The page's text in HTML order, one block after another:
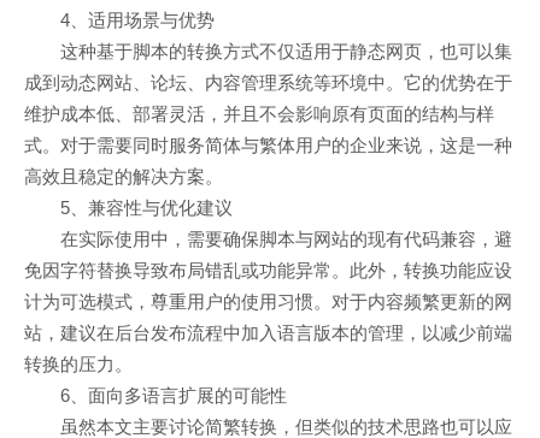
4、适用场景与优势
这种基于脚本的转换方式不仅适用于静态网页，也可以集
成到动态网站、论坛、内容管理系统等环境中。它的优势在于
维护成本低、部署灵活，并且不会影响原有页面的结构与样
式。对于需要同时服务简体与繁体用户的企业来说，这是一种
高效且稳定的解决方案。
5、兼容性与优化建议
在实际使用中，需要确保脚本与网站的现有代码兼容，避
免因字符替换导致布局错乱或功能异常。此外，转换功能应设
计为可选模式，尊重用户的使用习惯。对于内容频繁更新的网
站，建议在后台发布流程中加入语言版本的管理，以减少前端
转换的压力。
6、面向多语言扩展的可能性
虽然本文主要讨论简繁转换，但类似的技术思路也可以应